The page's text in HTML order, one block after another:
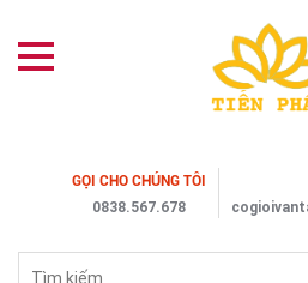
GỌI CHO CHÚNG TÔI
0838.567.678